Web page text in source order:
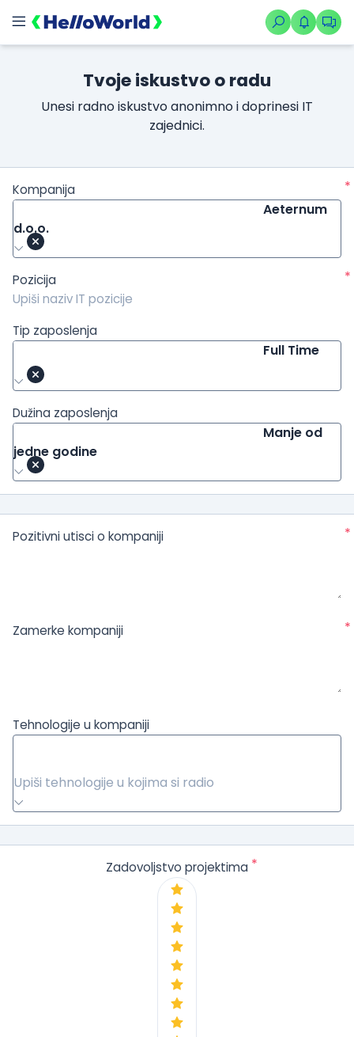
Tvoje iskustvo o radu
Unesi radno iskustvo anonimno i doprinesi IT
zajednici.
Kompanija
*
Aeternum
d.o.o.
Pozicija *
Tip zaposlenja
Full Time
Dužina zaposlenja
Manje od
jedne godine
Pozitivni utisci o kompaniji *
Zamerke kompaniji *
Tehnologije u kompaniji
Upiši tehnologije u kojima si radio
Zadovoljstvo projektima *
/kompanije/iskustvo/